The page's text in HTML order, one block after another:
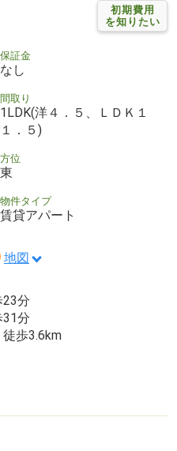
初期費用
を知りたい
保証金
なし
間取り
1LDK(洋４．５、ＬＤＫ１
１．５)
方位
東
物件タイプ
賃貸アパート
地図
分
分
歩3.6km